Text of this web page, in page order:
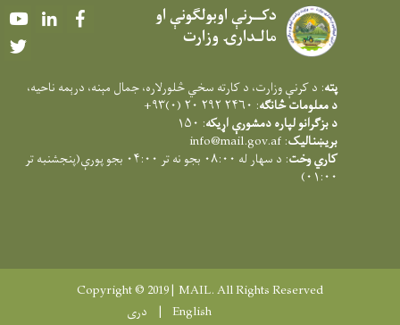
دکــرنې اوبولګونې او
مالـدارۍ وزارت
YoutubeLinkedIn
پته: د کرنې وزارت، د کارته سخي څلورلاره، جمال مېنه، درېمه ناحيه،
د معلومات څانګه: ۲۴۶۰ ۲۹۲ ۲۰ (۰)۹۳+
د بزګرانو لپاره دمشورې اړیکه: ۱۵۰
بریښنالیک:
info@mail.gov.af
کاري وخت
: د سهار له ۰۸:۰۰ بجو نه تر ۰۴:۰۰ بجو پورې(پنجشنبه تر
۰۱:۰۰)
Copyright © 2019 | MAIL. All Rights Reserved
English
دری